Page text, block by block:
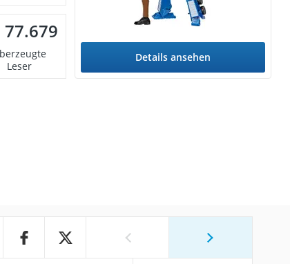
77.679
Leser
Details ansehen